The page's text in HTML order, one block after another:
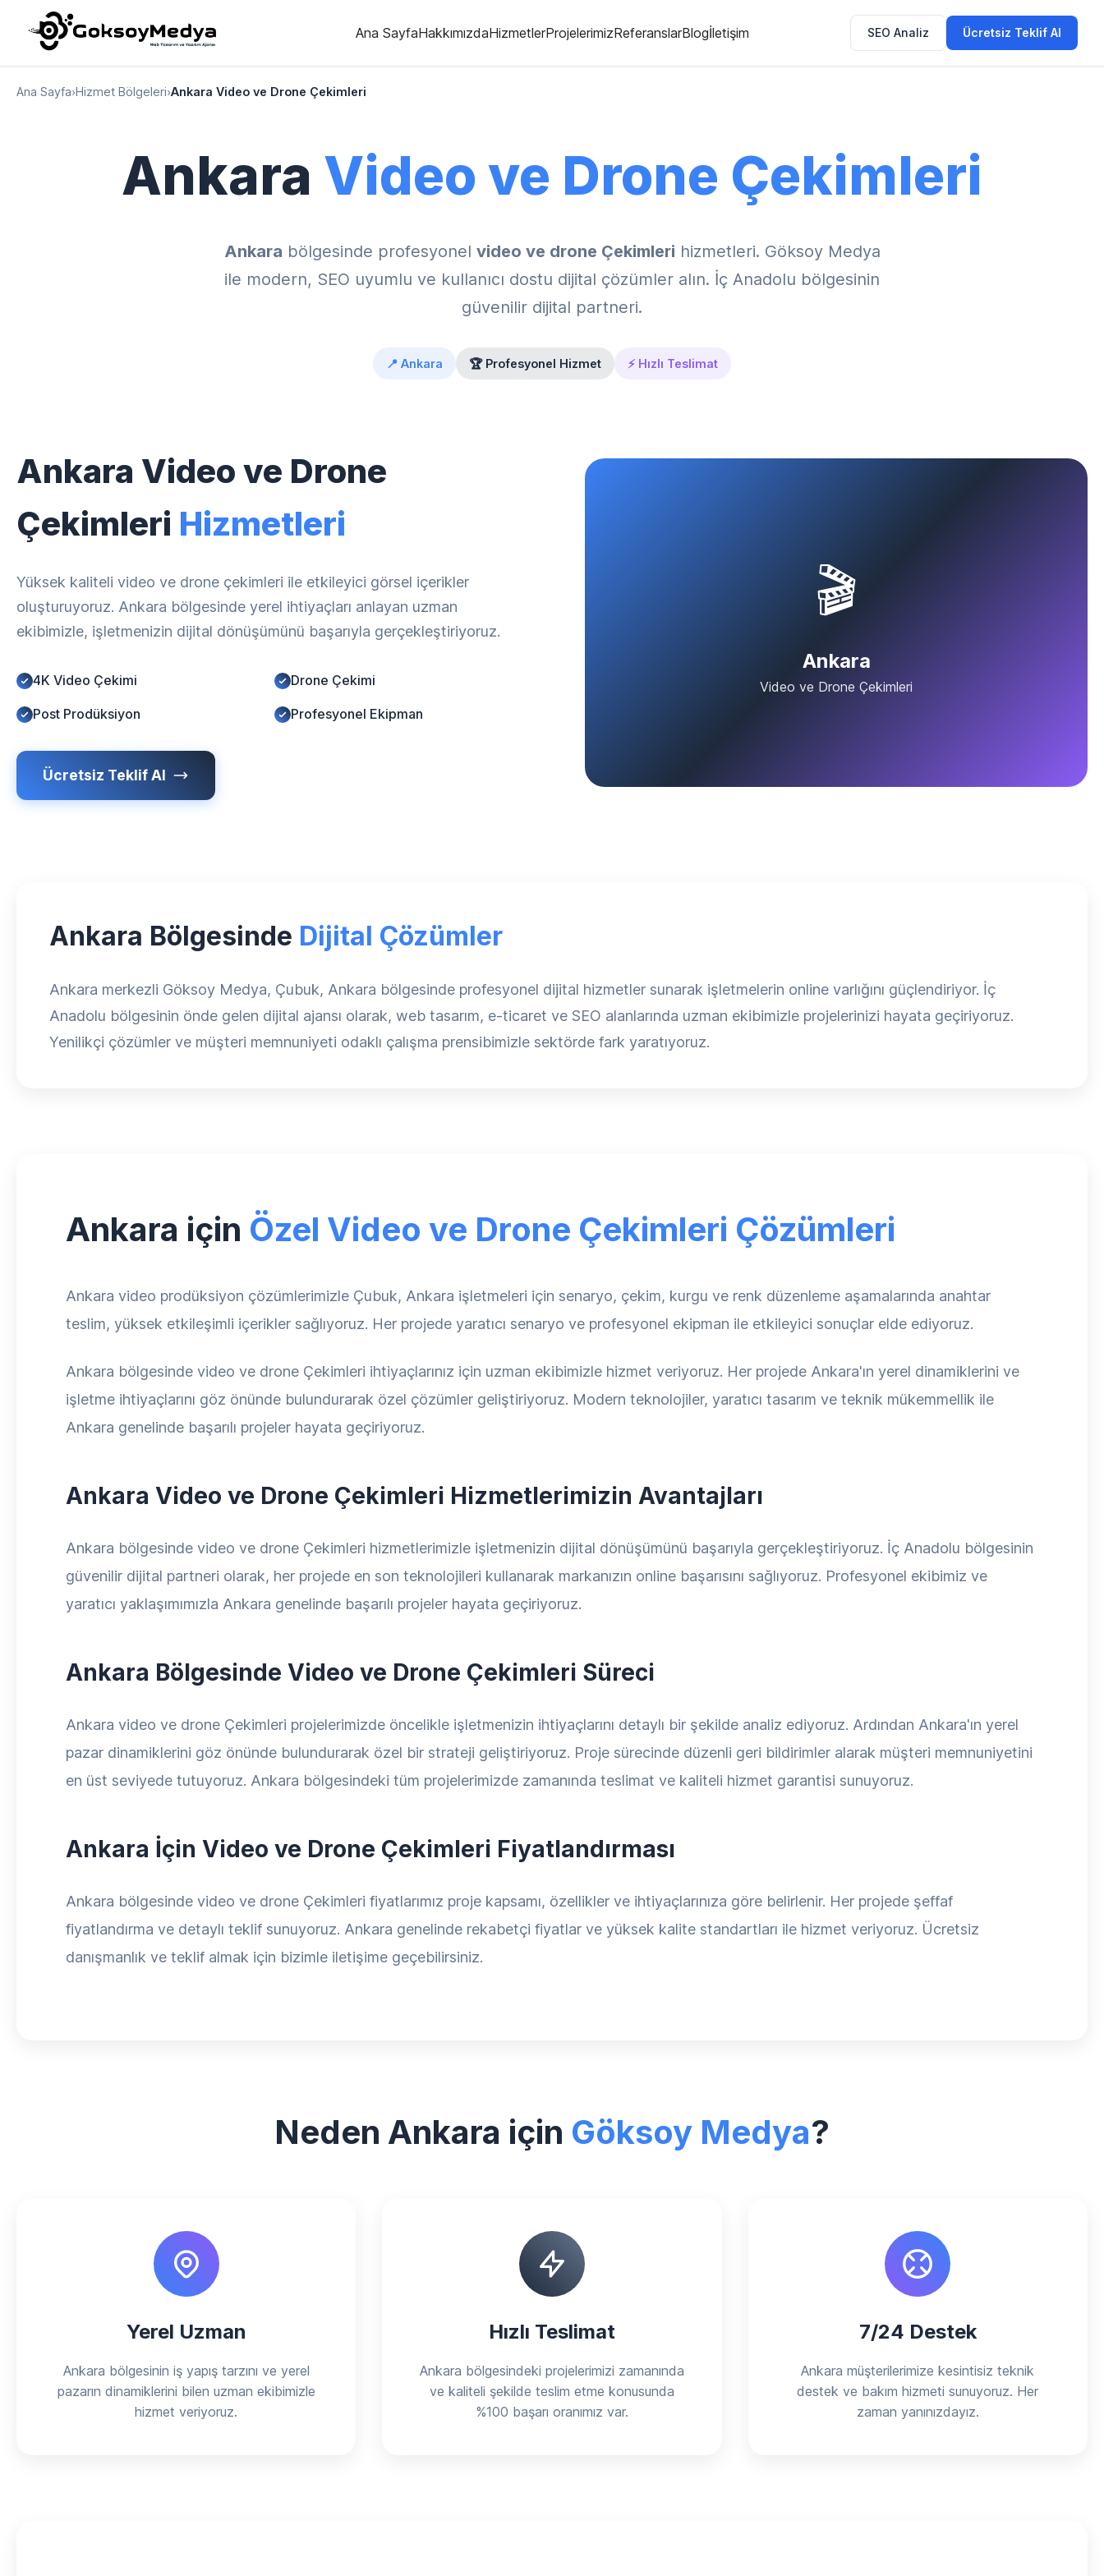
Ana SayfaHakkımızdaHizmetlerProjelerimizReferanslarBlogİletişim SEO Analiz Ücretsiz Teklif Al
Ana Sayfa›Hizmet Bölgeleri›Ankara Video ve Drone Çekimleri
Ankara Video ve Drone Çekimleri
Ankara bölgesinde profesyonel video ve drone Çekimleri hizmetleri. Göksoy Medya
ile modern, SEO uyumlu ve kullanıcı dostu dijital çözümler alın. İç Anadolu bölgesinin
güvenilir dijital partneri.
📍 Ankara 🏆 Profesyonel Hizmet ⚡ Hızlı Teslimat
Ankara Video ve Drone
Çekimleri Hizmetleri
Yüksek kaliteli video ve drone çekimleri ile etkileyici görsel içerikler
oluşturuyoruz. Ankara bölgesinde yerel ihtiyaçları anlayan uzman
ekibimizle, işletmenizin dijital dönüşümünü başarıyla gerçekleştiriyoruz.
4K Video Çekimi Drone Çekimi
Post Prodüksiyon Profesyonel Ekipman
Ücretsiz Teklif Al
🎬
Ankara
Video ve Drone Çekimleri
Ankara Bölgesinde Dijital Çözümler
Ankara merkezli Göksoy Medya, Çubuk, Ankara bölgesinde profesyonel dijital hizmetler sunarak işletmelerin online varlığını güçlendiriyor. İç
Anadolu bölgesinin önde gelen dijital ajansı olarak, web tasarım, e-ticaret ve SEO alanlarında uzman ekibimizle projelerinizi hayata geçiriyoruz.
Yenilikçi çözümler ve müşteri memnuniyeti odaklı çalışma prensibimizle sektörde fark yaratıyoruz.
Ankara için Özel Video ve Drone Çekimleri Çözümleri
Ankara video prodüksiyon çözümlerimizle Çubuk, Ankara işletmeleri için senaryo, çekim, kurgu ve renk düzenleme aşamalarında anahtar
teslim, yüksek etkileşimli içerikler sağlıyoruz. Her projede yaratıcı senaryo ve profesyonel ekipman ile etkileyici sonuçlar elde ediyoruz.
Ankara bölgesinde video ve drone Çekimleri ihtiyaçlarınız için uzman ekibimizle hizmet veriyoruz. Her projede Ankara'ın yerel dinamiklerini ve
işletme ihtiyaçlarını göz önünde bulundurarak özel çözümler geliştiriyoruz. Modern teknolojiler, yaratıcı tasarım ve teknik mükemmellik ile
Ankara genelinde başarılı projeler hayata geçiriyoruz.
Ankara Video ve Drone Çekimleri Hizmetlerimizin Avantajları
Ankara bölgesinde video ve drone Çekimleri hizmetlerimizle işletmenizin dijital dönüşümünü başarıyla gerçekleştiriyoruz. İç Anadolu bölgesinin
güvenilir dijital partneri olarak, her projede en son teknolojileri kullanarak markanızın online başarısını sağlıyoruz. Profesyonel ekibimiz ve
yaratıcı yaklaşımımızla Ankara genelinde başarılı projeler hayata geçiriyoruz.
Ankara Bölgesinde Video ve Drone Çekimleri Süreci
Ankara video ve drone Çekimleri projelerimizde öncelikle işletmenizin ihtiyaçlarını detaylı bir şekilde analiz ediyoruz. Ardından Ankara'ın yerel
pazar dinamiklerini göz önünde bulundurarak özel bir strateji geliştiriyoruz. Proje sürecinde düzenli geri bildirimler alarak müşteri memnuniyetini
en üst seviyede tutuyoruz. Ankara bölgesindeki tüm projelerimizde zamanında teslimat ve kaliteli hizmet garantisi sunuyoruz.
Ankara İçin Video ve Drone Çekimleri Fiyatlandırması
Ankara bölgesinde video ve drone Çekimleri fiyatlarımız proje kapsamı, özellikler ve ihtiyaçlarınıza göre belirlenir. Her projede şeffaf
fiyatlandırma ve detaylı teklif sunuyoruz. Ankara genelinde rekabetçi fiyatlar ve yüksek kalite standartları ile hizmet veriyoruz. Ücretsiz
danışmanlık ve teklif almak için bizimle iletişime geçebilirsiniz.
Neden Ankara için Göksoy Medya?
Yerel Uzman
Ankara bölgesinin iş yapış tarzını ve yerel
pazarın dinamiklerini bilen uzman ekibimizle
hizmet veriyoruz.
Hızlı Teslimat
Ankara bölgesindeki projelerimizi zamanında
ve kaliteli şekilde teslim etme konusunda
%100 başarı oranımız var.
7/24 Destek
Ankara müşterilerimize kesintisiz teknik
destek ve bakım hizmeti sunuyoruz. Her
zaman yanınızdayız.